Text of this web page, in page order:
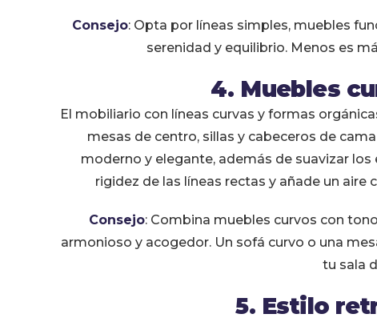
Consejo: Opta por líneas simples, muebles
serenidad y equilibrio. Menos es
4. Muebles
El mobiliario con líneas curvas y formas
mesas de centro, sillas y cabeceros de
moderno y elegante, además de suavizar
rigidez de las líneas rectas y añade un
Consejo: Combina muebles curvos con
armonioso y acogedor. Un sofá curvo o una
tu sala
5. Estilo